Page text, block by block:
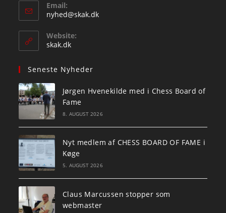
Email:
nyhed@skak.dkOpens
Website:
skak.dk
Seneste Nyheder
Jørgen Hvenekilde med i Chess Board of
Fame
8. AUGUST 2026
Nyt medlem af CHESS BOARD OF FAME i
Køge
5. AUGUST 2026
Claus Marcussen stopper som
webmaster